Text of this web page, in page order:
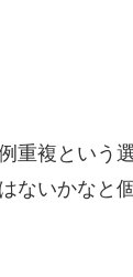
重複という
ないかなと